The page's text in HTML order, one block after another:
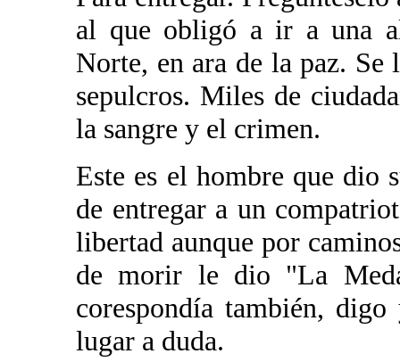
al que obligó a ir a una
Norte, en ara de la paz.
sepulcros. Miles de
la sangre y el crimen.
Este es el hombre que dio
de entregar a un
libertad aunque por
de morir le dio "La
corespondía también,
lugar a duda.